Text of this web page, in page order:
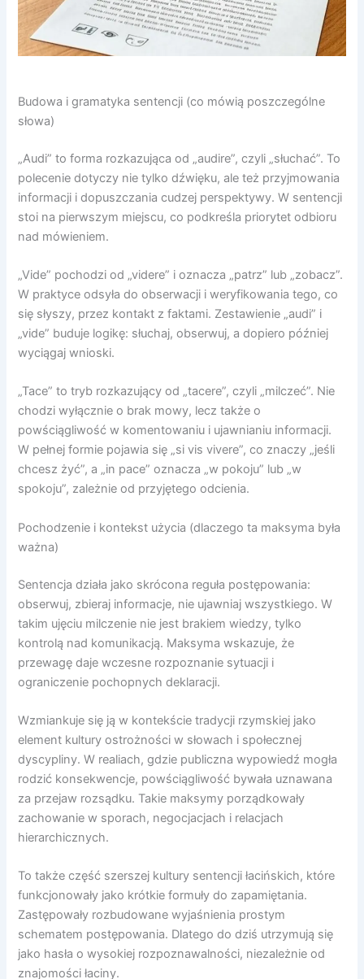
Budowa i gramatyka sentencji (co mówią poszczególne
słowa)
„Audi” to forma rozkazująca od „audire”, czyli „słuchać”. To
polecenie dotyczy nie tylko dźwięku, ale też przyjmowania
informacji i dopuszczania cudzej perspektywy. W sentencji
stoi na pierwszym miejscu, co podkreśla priorytet odbioru
nad mówieniem.
„Vide” pochodzi od „videre” i oznacza „patrz” lub „zobacz”.
W praktyce odsyła do obserwacji i weryfikowania tego, co
się słyszy, przez kontakt z faktami. Zestawienie „audi” i
„vide” buduje logikę: słuchaj, obserwuj, a dopiero później
wyciągaj wnioski.
„Tace” to tryb rozkazujący od „tacere”, czyli „milczeć”. Nie
chodzi wyłącznie o brak mowy, lecz także o
powściągliwość w komentowaniu i ujawnianiu informacji.
W pełnej formie pojawia się „si vis vivere”, co znaczy „jeśli
chcesz żyć”, a „in pace” oznacza „w pokoju” lub „w
spokoju”, zależnie od przyjętego odcienia.
Pochodzenie i kontekst użycia (dlaczego ta maksyma była
ważna)
Sentencja działa jako skrócona reguła postępowania:
obserwuj, zbieraj informacje, nie ujawniaj wszystkiego. W
takim ujęciu milczenie nie jest brakiem wiedzy, tylko
kontrolą nad komunikacją. Maksyma wskazuje, że
przewagę daje wczesne rozpoznanie sytuacji i
ograniczenie pochopnych deklaracji.
Wzmiankuje się ją w kontekście tradycji rzymskiej jako
element kultury ostrożności w słowach i społecznej
dyscypliny. W realiach, gdzie publiczna wypowiedź mogła
rodzić konsekwencje, powściągliwość bywała uznawana
za przejaw rozsądku. Takie maksymy porządkowały
zachowanie w sporach, negocjacjach i relacjach
hierarchicznych.
To także część szerszej kultury sentencji łacińskich, które
funkcjonowały jako krótkie formuły do zapamiętania.
Zastępowały rozbudowane wyjaśnienia prostym
schematem postępowania. Dlatego do dziś utrzymują się
jako hasła o wysokiej rozpoznawalności, niezależnie od
znajomości łaciny.